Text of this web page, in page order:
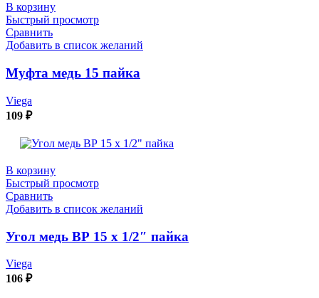
В корзину
Быстрый просмотр
Сравнить
Добавить в список желаний
Муфта медь 15 пайка
Viega
109 ₽
В корзину
Быстрый просмотр
Сравнить
Добавить в список желаний
Угол медь ВР 15 х 1/2″ пайка
Viega
106 ₽